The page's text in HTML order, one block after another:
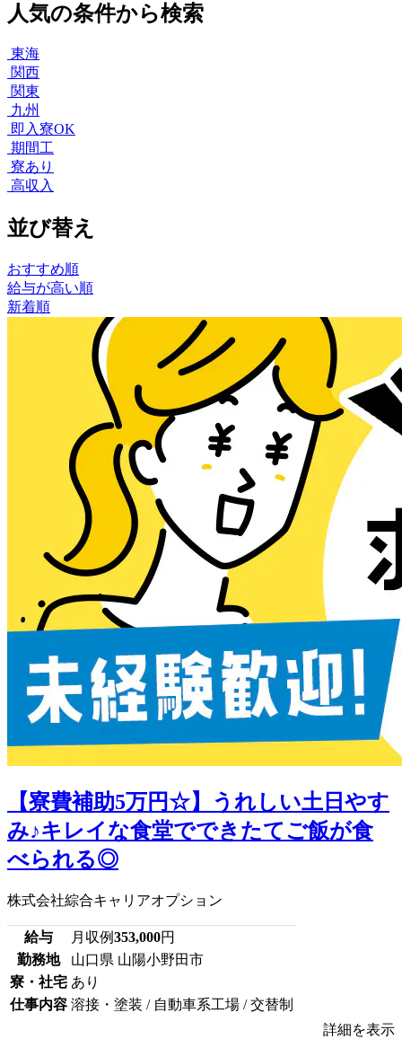
人気の条件から検索
東海
関西
関東
九州
即入寮OK
期間工
寮あり
高収入
並び替え
おすすめ順
給与が高い順
新着順
【寮費補助5万円☆】うれしい土日やす
み♪キレイな食堂でできたてご飯が食
べられる◎
株式会社綜合キャリアオプション
給与 月収例353,000円
勤務地
山口県 山陽小野田市
寮・社宅 あり
仕事内容 溶接・塗装 / 自動車系工場 / 交替制
詳細を表示